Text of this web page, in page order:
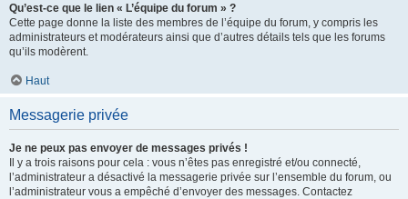
Qu’est-ce que le lien « L’équipe du forum » ?
Cette page donne la liste des membres de l’équipe du forum, y compris les
administrateurs et modérateurs ainsi que d’autres détails tels que les forums
qu’ils modèrent.
Haut
Messagerie privée
Je ne peux pas envoyer de messages privés !
Il y a trois raisons pour cela : vous n’êtes pas enregistré et/ou connecté,
l’administrateur a désactivé la messagerie privée sur l’ensemble du forum, ou
l’administrateur vous a empêché d’envoyer des messages. Contactez